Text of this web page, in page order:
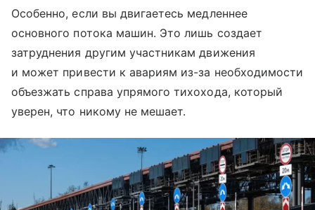
Особенно, если вы двигаетесь медленнее
основного потока машин. Это лишь создает
затруднения другим участникам движения
и может привести к авариям из-за необходимости
объезжать справа упрямого тихохода, который
уверен, что никому не мешает.